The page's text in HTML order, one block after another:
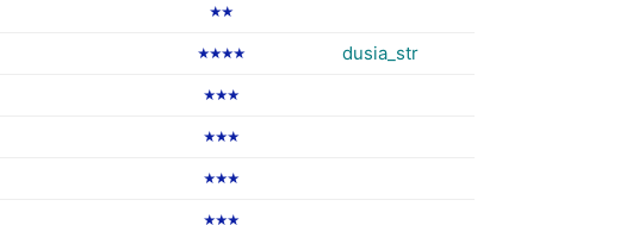
★★
★★★★ dusia_str
★★★
★★★
★★★
★★★